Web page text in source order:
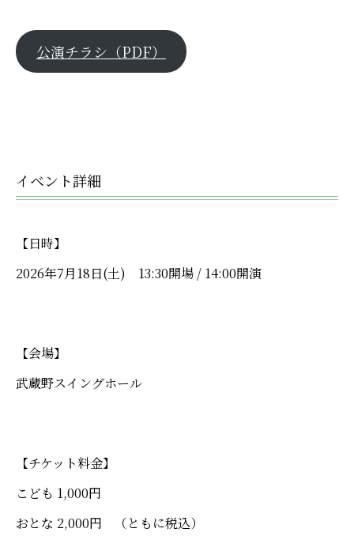
公演チラシ（PDF）
イベント詳細
【日時】
2026年7月18日(土) 13:30開場 / 14:00開演
【会場】
武蔵野スイングホール
【チケット料金】
こども 1,000円
おとな 2,000円 （ともに税込）